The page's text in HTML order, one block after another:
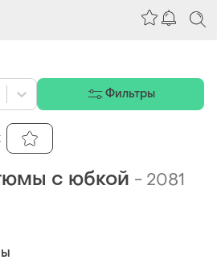
с юбкой - 2081
Фильтры